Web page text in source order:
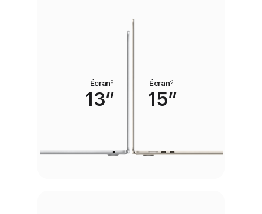
Écran◊ Renvoi aux mentions légales
13″
Écran◊Renvoi aux mentions
15″